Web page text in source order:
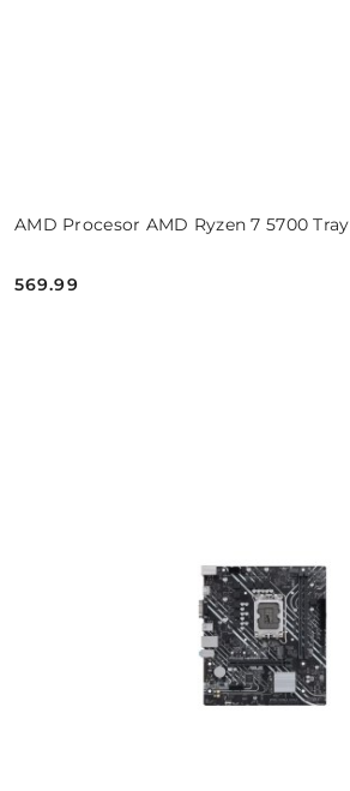
AMD Procesor AMD Ryzen 7 5700 Tray
Cena:
569.99